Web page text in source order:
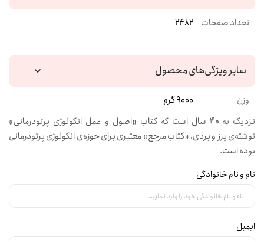
تعداد صفحات 2482
سایر ویژگی‌های محصول
وزن
9000 گرم
نزدیک به ۴۰ سال است که کتاب «اصول و عمل انکولوژی پرتودرمانی»
نوشته‌ی پرز و بردی، «کتاب مرجع» معتبری برای حوزه‌ی انکولوژی پرتودرمانی
بوده است.
نام و نام خانوادگی
ایمیل